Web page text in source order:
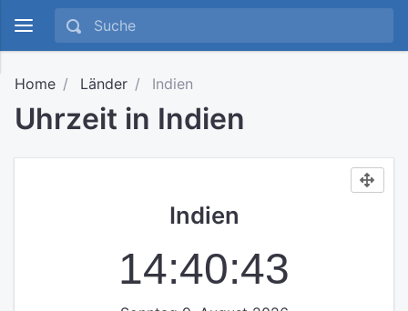
Home Länder Indien
Uhrzeit in Indien
Indien
14:40:43